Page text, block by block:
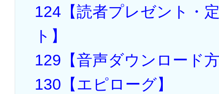
124【読者プレゼント・
ト】
129【音声ダウンロード
130【エピローグ】